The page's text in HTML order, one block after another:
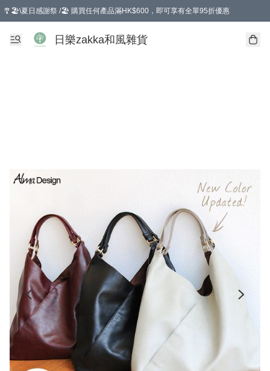
🎐🏖️\夏日感謝祭 /🏖️ 購買任何產品滿HK$600，即可享有全單95折優惠
選擇GoGoX住宅/工商地址配送，單一訂單消費購物滿HK$680(折扣後），可享有
日樂zakka和風雜貨